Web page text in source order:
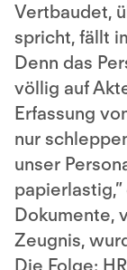
Vertbaudet,
spricht, fällt
Denn das
völlig auf
Erfassung
nur
unser
Dokumente,
Zeugnis,